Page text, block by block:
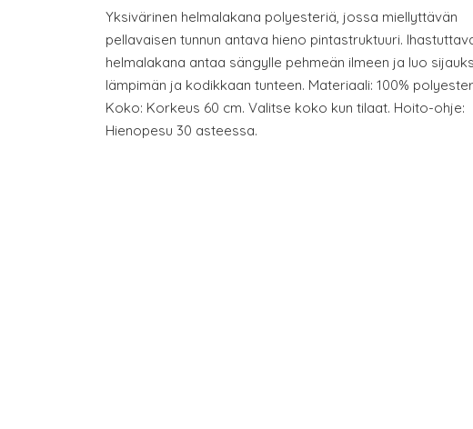
Yksivärinen helmalakana polyesteriä, jossa miellyttävän
pellavaisen tunnun antava hieno pintastruktuuri.
helmalakana antaa sängylle pehmeän ilmeen ja luo
lämpimän ja kodikkaan tunteen. Materiaali: 100%
Koko: Korkeus 60 cm. Valitse koko kun tilaat. Hoito-ohje:
Hienopesu 30 asteessa.